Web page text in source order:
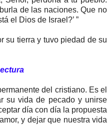
de las naciones. Que no
el Dios de Israel?’ ”
su tierra y tuvo piedad de su
del cristiano. Es el
su vida de pecado y unirse
día con día la propuesta
y dejar que nuestra vida